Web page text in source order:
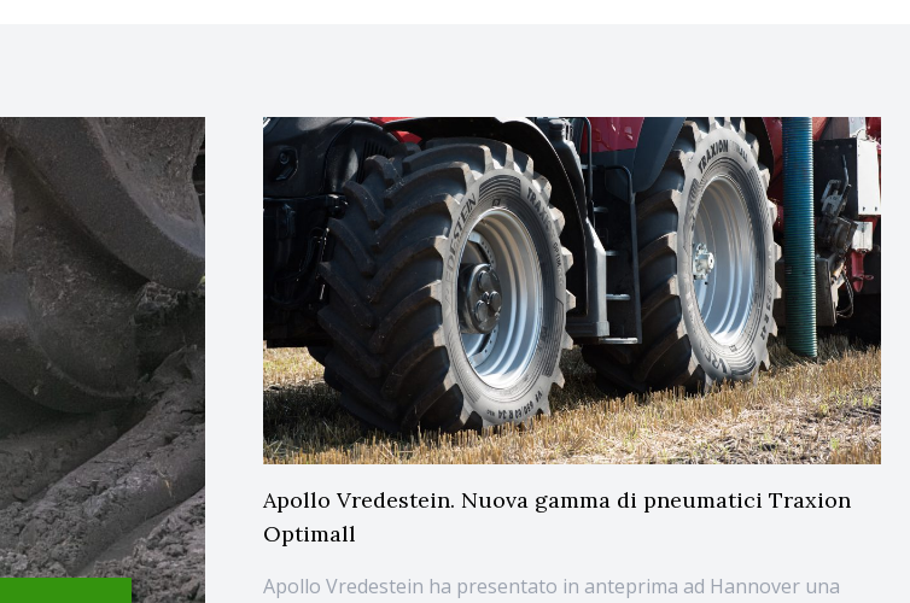
Apollo Vredestein. Nuova gamma di pneumatici Traxion
Optimall
Apollo Vredestein ha presentato in anteprima ad Hannover una